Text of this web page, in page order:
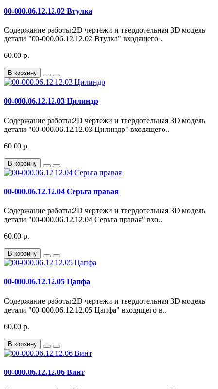
00-000.06.12.12.02 Втулка
Содержание работы:2D чертежи и твердотельная 3D модель
детали "00-000.06.12.12.02 Втулка" входящего ..
60.00 р.
В корзину
00-000.06.12.12.03 Цилиндр
Содержание работы:2D чертежи и твердотельная 3D модель
детали "00-000.06.12.12.03 Цилиндр" входящего..
60.00 р.
В корзину
00-000.06.12.12.04 Серьга правая
Содержание работы:2D чертежи и твердотельная 3D модель
детали "00-000.06.12.12.04 Серьга правая" вхо..
60.00 р.
В корзину
00-000.06.12.12.05 Цапфа
Содержание работы:2D чертежи и твердотельная 3D модель
детали "00-000.06.12.12.05 Цапфа" входящего в..
60.00 р.
В корзину
00-000.06.12.12.06 Винт